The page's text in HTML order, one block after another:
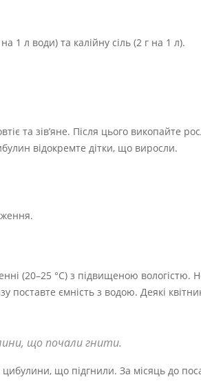
1 л води) та калійну сіль (2 г на 1 л).
та зів’яне. Після цього викопайте
відокремте дітки, що виросли.
(20–25 °С) з підвищеною вологістю.
поставте ємність з водою. Деякі
що почали гнити.
що підгнили. За місяць до